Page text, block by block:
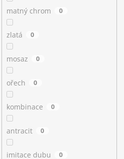
matný chrom 0
zlatá 0
mosaz 0
ořech 0
kombinace 0
antracit 0
imitace dubu 0